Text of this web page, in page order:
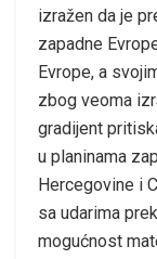
izražen da je
zapadne
Evrope, a
zbog veoma
gradijent
u planinama
Hercegovine i
sa udarima
mogućnost